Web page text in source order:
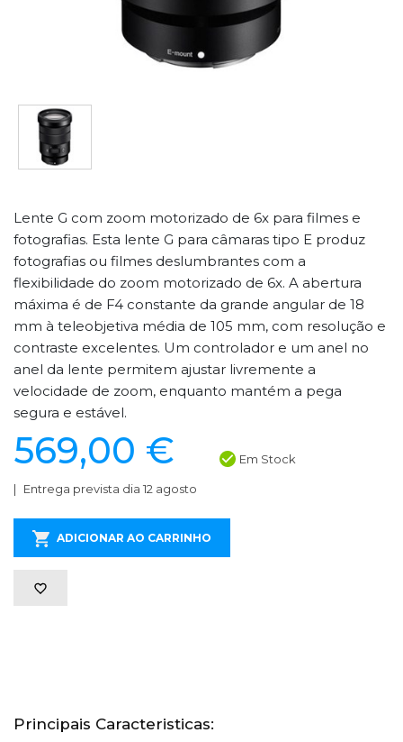
Lente G com zoom motorizado de 6x para filmes e
fotografias. Esta lente G para câmaras tipo E produz
fotografias ou filmes deslumbrantes com a
flexibilidade do zoom motorizado de 6x. A abertura
máxima é de F4 constante da grande angular de 18
mm à teleobjetiva média de 105 mm, com resolução e
contraste excelentes. Um controlador e um anel no
anel da lente permitem ajustar livremente a
velocidade de zoom, enquanto mantém a pega
segura e estável.
569,00 € Em Stock
Entrega prevista dia 12 agosto
ADICIONAR AO CARRINHO
Principais Caracteristicas: